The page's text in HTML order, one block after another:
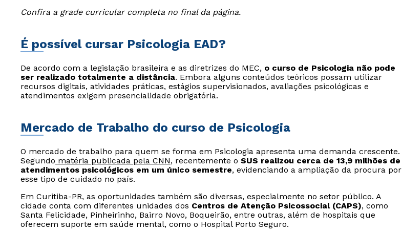
Confira a grade curricular completa no final da página.
É possível cursar Psicologia EAD?
De acordo com a legislação brasileira e as diretrizes do MEC, o curso de Psicologia não pode
ser realizado totalmente a distância. Embora alguns conteúdos teóricos possam utilizar
recursos digitais, atividades práticas, estágios supervisionados, avaliações psicológicas e
atendimentos exigem presencialidade obrigatória.
Mercado de Trabalho do curso de Psicologia
O mercado de trabalho para quem se forma em Psicologia apresenta uma demanda crescente.
Segundo matéria publicada pela CNN, recentemente o SUS realizou cerca de 13,9 milhões de
atendimentos psicológicos em um único semestre, evidenciando a ampliação da procura por
esse tipo de cuidado no país.
Em Curitiba-PR, as oportunidades também são diversas, especialmente no setor público. A
cidade conta com diferentes unidades dos Centros de Atenção Psicossocial (CAPS), como
Santa Felicidade, Pinheirinho, Bairro Novo, Boqueirão, entre outras, além de hospitais que
oferecem suporte em saúde mental, como o Hospital Porto Seguro.